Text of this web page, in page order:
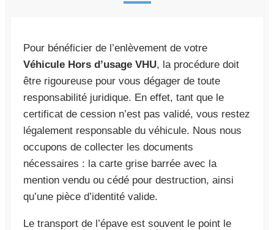
Pour bénéficier de l’enlèvement de votre
Véhicule Hors d’usage VHU, la procédure doit
être rigoureuse pour vous dégager de toute
responsabilité juridique. En effet, tant que le
certificat de cession n’est pas validé, vous restez
légalement responsable du véhicule. Nous nous
occupons de collecter les documents
nécessaires : la carte grise barrée avec la
mention vendu ou cédé pour destruction, ainsi
qu’une pièce d’identité valide.
Le transport de l’épave est souvent le point le